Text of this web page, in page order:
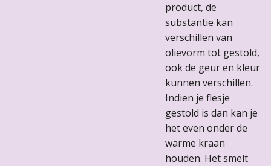
product, de
substantie kan
verschillen van
olievorm tot gestold,
ook de geur en kleur
kunnen verschillen.
Indien je flesje
gestold is dan kan je
het even onder de
warme kraan
houden. Het smelt